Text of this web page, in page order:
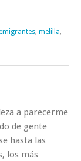
, melilla,
a parecerme
de gente
hasta las
los más